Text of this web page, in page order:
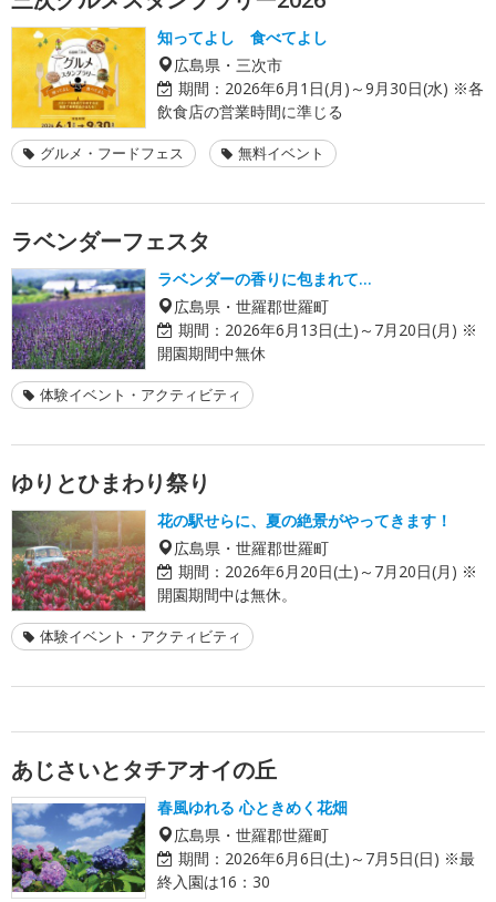
知ってよし 食べてよし
広島県・三次市
期間： 2026年6月1日(月)～9月30日(水) ※各
飲食店の営業時間に準じる
グルメ・フードフェス 無料イベント
ラベンダーフェスタ
ラベンダーの香りに包まれて…
広島県・世羅郡世羅町
期間： 2026年6月13日(土)～7月20日(月) ※
開園期間中無休
体験イベント・アクティビティ
ゆりとひまわり祭り
花の駅せらに、夏の絶景がやってきます！
広島県・世羅郡世羅町
期間： 2026年6月20日(土)～7月20日(月) ※
開園期間中は無休。
体験イベント・アクティビティ
あじさいとタチアオイの丘
春風ゆれる 心ときめく花畑
広島県・世羅郡世羅町
期間： 2026年6月6日(土)～7月5日(日) ※最
終入園は16：30